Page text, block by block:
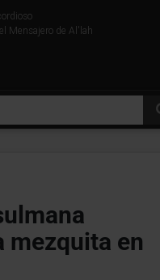
Mensajero de Al'lah
mezquita en